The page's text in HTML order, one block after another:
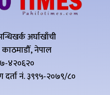
अर्घाखाँची
नेपाल
४२०६२०
दर्ता नं. ३९९५-२०७९/८०